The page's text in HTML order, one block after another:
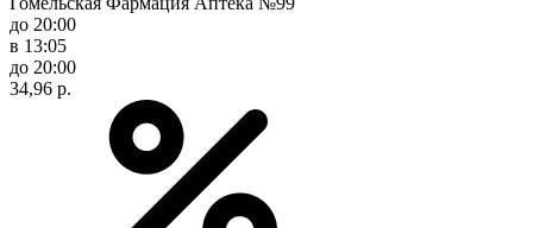
до 20:00
в 13:05
до 20:00
34,96 р.